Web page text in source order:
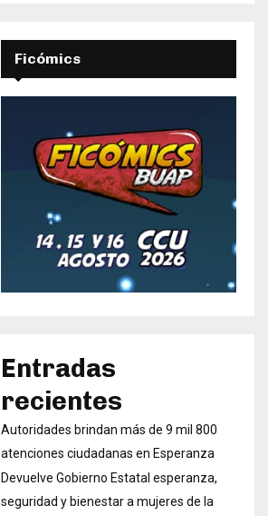
Ficómics
Entradas
recientes
Autoridades brindan más de 9 mil 800
atenciones ciudadanas en Esperanza
Devuelve Gobierno Estatal esperanza,
seguridad y bienestar a mujeres de la